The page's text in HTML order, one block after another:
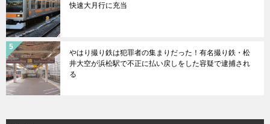
快速大月行に充当
やはり撮り鉄は犯罪者の集まりだった！有名撮り鉄・松
井大空が浜松駅で不正に払い戻しをした容疑で逮捕され
る